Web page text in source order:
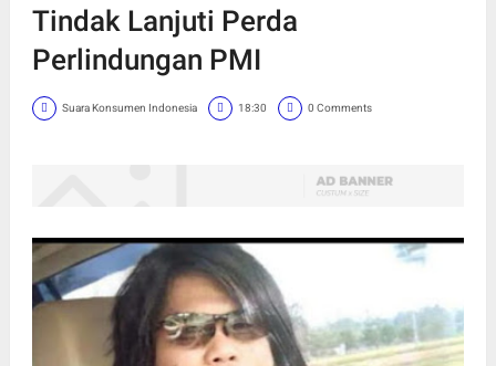
Tindak Lanjuti Perda
Perlindungan PMI
Suara Konsumen Indonesia 18:30 0 Comments